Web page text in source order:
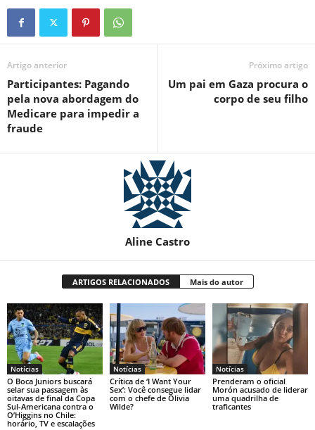
Artigo anterior
Participantes: Pagando
pela nova abordagem do
Medicare para impedir a
fraude
Próximo artigo
Um pai em Gaza procura o
corpo de seu filho
Aline Castro
ARTIGOS RELACIONADOS Mais do autor
Notícias
O Boca Juniors buscará
selar sua passagem às
oitavas de final da Copa
Sul-Americana contra o
O’Higgins no Chile:
horário, TV e escalações
Notícias
Crítica de ‘I Want Your
Sex’: Você consegue lidar
com o chefe de Olivia
Wilde?
Notícias
Prenderam o oficial
Morón acusado de liderar
uma quadrilha de
traficantes